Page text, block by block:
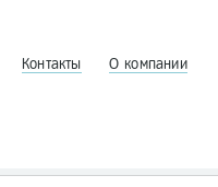
Контакты О компании